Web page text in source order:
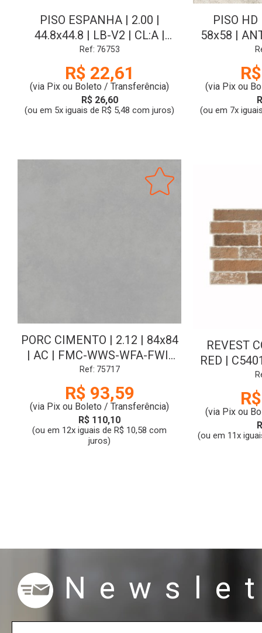
PISO ESPANHA | 2.00 |
44.8x44.8 | LB-V2 | CL:A |
IDEALLE
Ref: 76753
R$ 22,61
(via Pix ou Boleto / Transferência)
R$ 26,60
(ou em 5x iguais de R$ 5,48 com juros)
PISO
58x58 |
LE-
(via Pix ou
(ou em 7x
PORC CIMENTO | 2.12 | 84x84
| AC | FMC-WWS-WFA-FWI-
V2 | CL:A | ELIANE
Ref: 75717
R$ 93,59
(via Pix ou Boleto / Transferência)
R$ 110,10
(ou em 12x iguais de R$ 10,58 com
juros)
REVEST
RED |
AC |
(via Pix ou
(ou em 11x